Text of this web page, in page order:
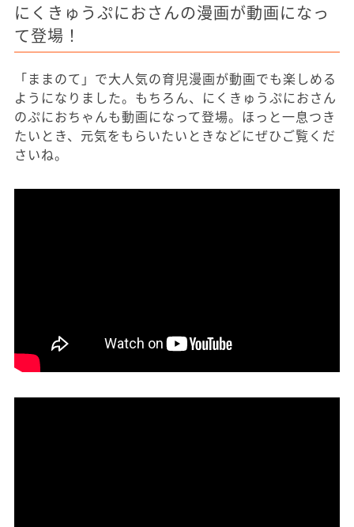
にくきゅうぷにおさんの漫画が動画になっ
て登場！
「ままのて」で大人気の育児漫画が動画でも楽しめる
ようになりました。もちろん、にくきゅうぷにおさん
のぷにおちゃんも動画になって登場。ほっと一息つき
たいとき、元気をもらいたいときなどにぜひご覧くだ
さいね。